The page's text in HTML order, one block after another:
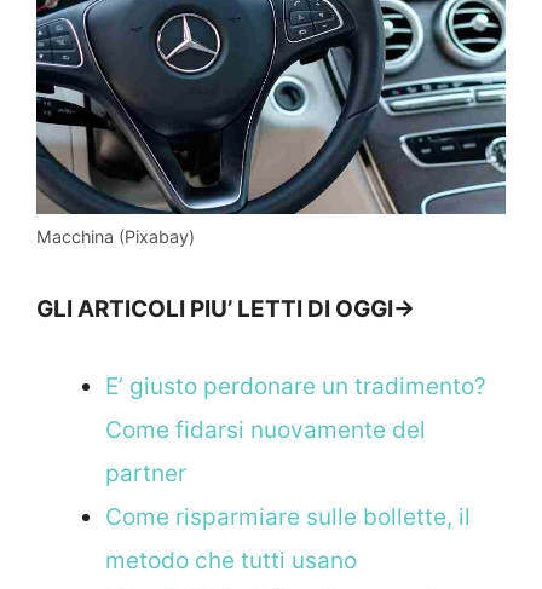
Macchina (Pixabay)
GLI ARTICOLI PIU’ LETTI DI OGGI->
E’ giusto perdonare un tradimento?
Come fidarsi nuovamente del
partner
Come risparmiare sulle bollette, il
metodo che tutti usano